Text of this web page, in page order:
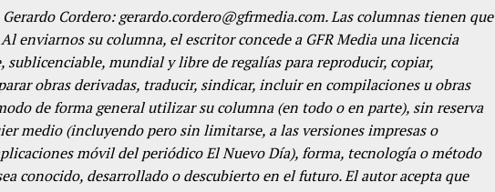
Cordero: gerardo.cordero@gfrmedia.com. Las columnas tienen que
enviarnos su columna, el escritor concede a GFR Media una licencia
sublicenciable, mundial y libre de regalías para reproducir, copiar,
obras derivadas, traducir, sindicar, incluir en compilaciones u obras
de forma general utilizar su columna (en todo o en parte), sin reserva
medio (incluyendo pero sin limitarse, a las versiones impresas o
móvil del periódico El Nuevo Día), forma, tecnología o método
conocido, desarrollado o descubierto en el futuro. El autor acepta que